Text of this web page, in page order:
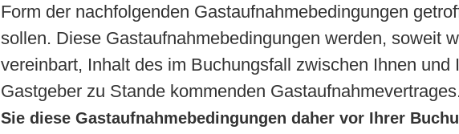
Form der nachfolgenden Gastaufnahmebedingungen
sollen. Diese Gastaufnahmebedingungen werden, soweit
vereinbart, Inhalt des im Buchungsfall zwischen Ihnen und
Gastgeber zu Stande kommenden
Sie diese Gastaufnahmebedingungen daher vor Ihrer